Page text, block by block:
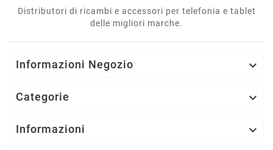
Distributori di ricambi e accessori per telefonia e tablet
delle migliori marche.
Informazioni Negozio 
Categorie 
Informazioni 